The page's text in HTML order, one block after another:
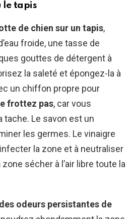
le tapis
de chien sur un tapis,
froide, une tasse de
gouttes de détergent à
la saleté et épongez-la à
un chiffon propre pour
frottez pas, car vous
tache. Le savon est un
les germes. Le vinaigre
la zone et à neutraliser
sécher à l’air libre toute la
odeurs persistantes de